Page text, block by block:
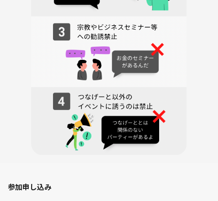
参加申し込み